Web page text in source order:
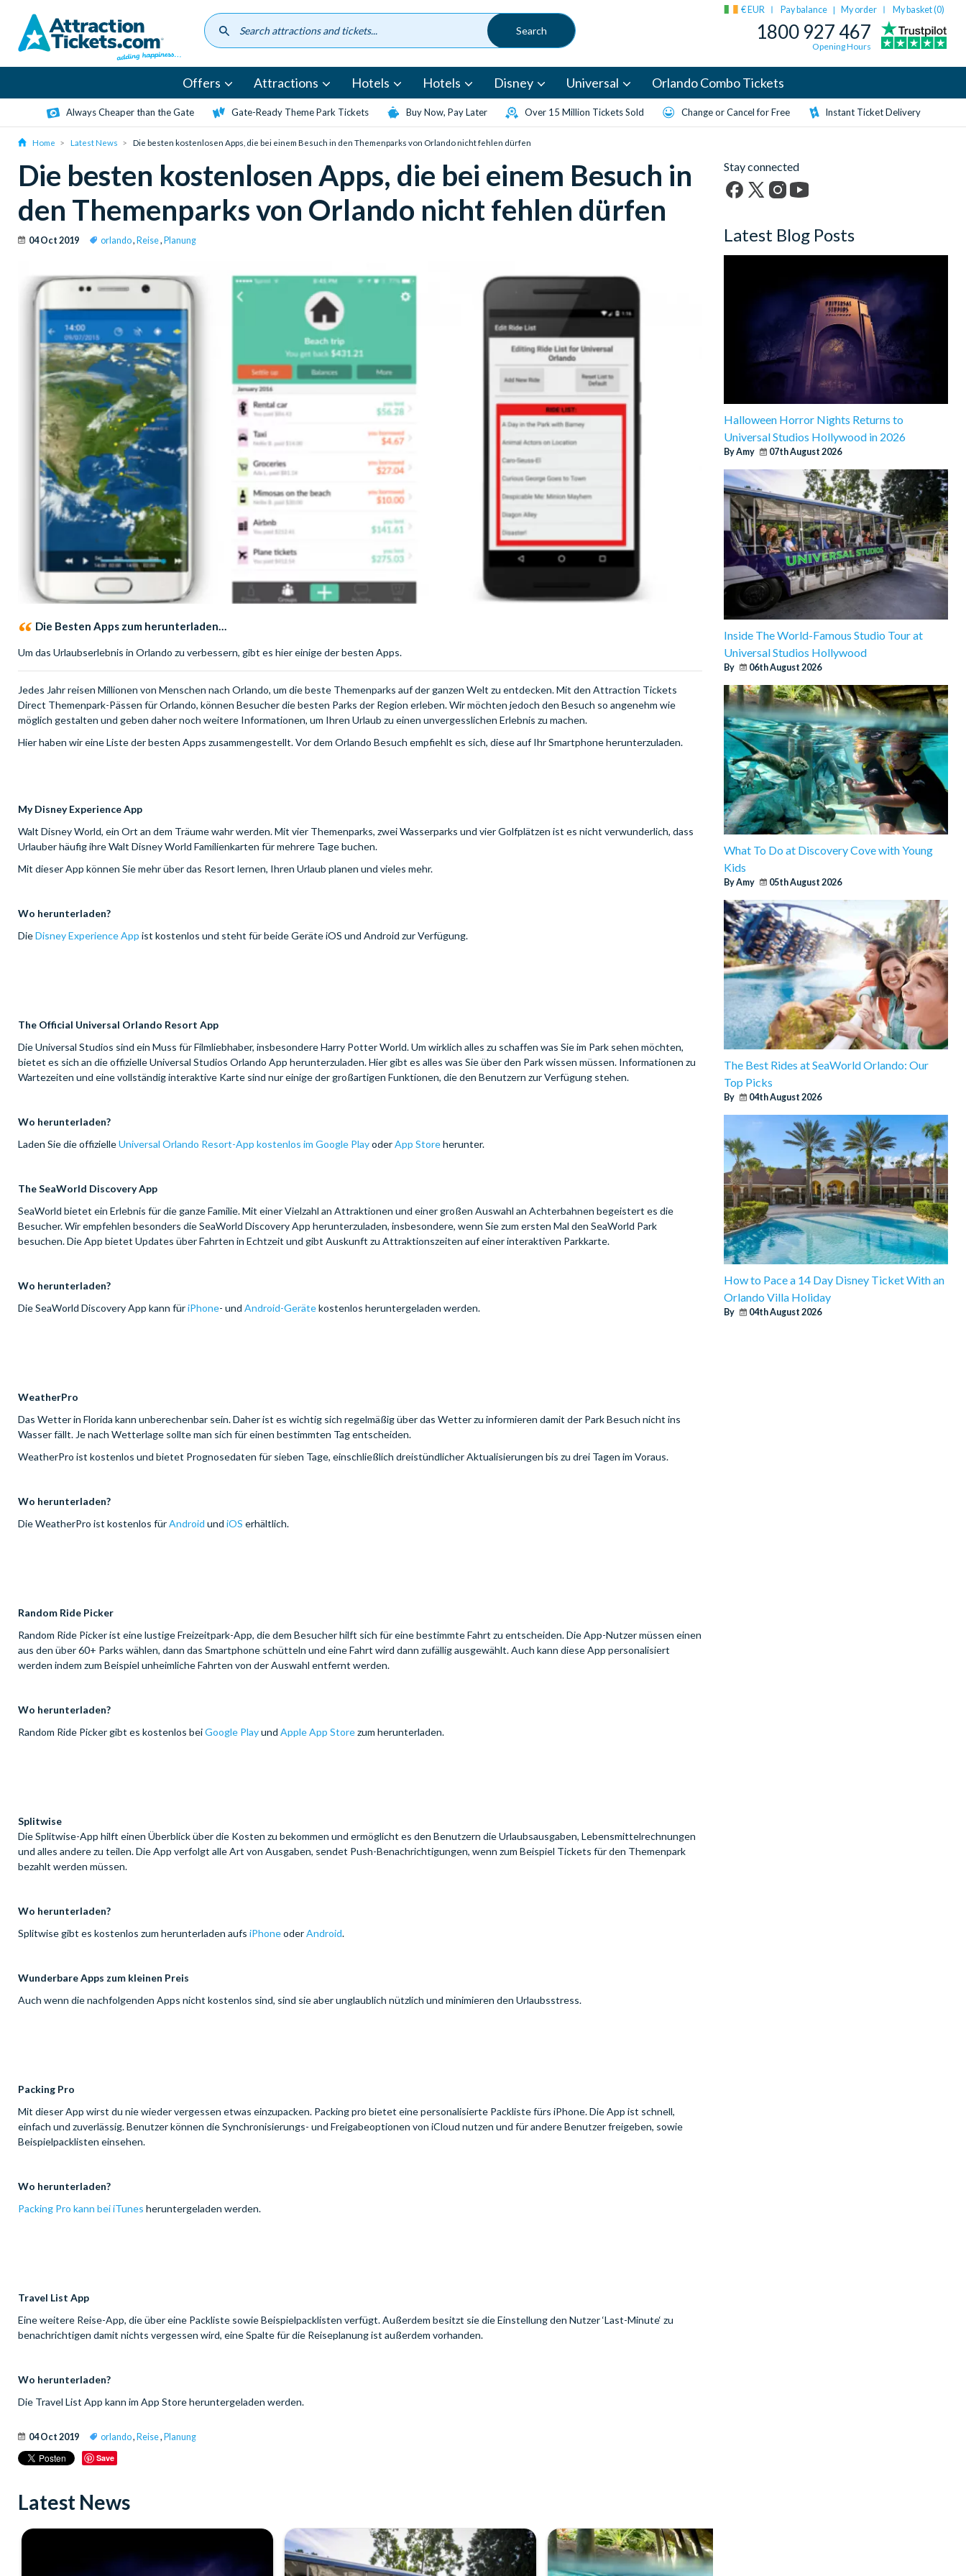
content
€ EUR Pay balance | My order My basket (0)
1800 927 467
Opening Hours
Offers Attractions Hotels Hotels Disney Universal Orlando Combo Tickets
Always Cheaper than the Gate Gate-Ready Theme Park Tickets Buy Now, Pay Later Over 15 Million Tickets Sold Change or Cancel for Free Instant Ticket Delivery
Home Latest News Die besten kostenlosen Apps, die bei einem Besuch in den Themenparks von Orlando nicht fehlen dürfen
Die besten kostenlosen Apps, die bei einem Besuch in
den Themenparks von Orlando nicht fehlen dürfen
04 Oct 2019 orlando, Reise, Planung
Die Besten Apps zum herunterladen…
Um das Urlaubserlebnis in Orlando zu verbessern, gibt es hier einige der besten Apps.
Jedes Jahr reisen Millionen von Menschen nach Orlando, um die beste Themenparks auf der ganzen Welt zu entdecken. Mit den Attraction Tickets
Direct Themenpark-Pässen für Orlando, können Besucher die besten Parks der Region erleben. Wir möchten jedoch den Besuch so angenehm wie
möglich gestalten und geben daher noch weitere Informationen, um Ihren Urlaub zu einen unvergesslichen Erlebnis zu machen.
Hier haben wir eine Liste der besten Apps zusammengestellt. Vor dem Orlando Besuch empfiehlt es sich, diese auf Ihr Smartphone herunterzuladen.
My Disney Experience App
Walt Disney World, ein Ort an dem Träume wahr werden. Mit vier Themenparks, zwei Wasserparks und vier Golfplätzen ist es nicht verwunderlich, dass
Urlauber häufig ihre Walt Disney World Familienkarten für mehrere Tage buchen.
Mit dieser App können Sie mehr über das Resort lernen, Ihren Urlaub planen und vieles mehr.
Wo herunterladen?
DieDisney Experience App ist kostenlos und steht für beide Geräte iOS und Android zur Verfügung.
The Official Universal Orlando Resort App
Die Universal Studios sind ein Muss für Filmliebhaber, insbesondere Harry Potter World. Um wirklich alles zu schaffen was Sie im Park sehen möchten,
bietet es sich an die offizielle Universal Studios Orlando App herunterzuladen. Hier gibt es alles was Sie über den Park wissen müssen. Informationen zu
Wartezeiten und eine vollständig interaktive Karte sind nur einige der großartigen Funktionen, die den Benutzern zur Verfügung stehen.
Wo herunterladen?
Laden Sie die offizielleUniversal Orlando Resort-App kostenlos im Google PlayoderApp Storeherunter.
The SeaWorld Discovery App
SeaWorld bietet ein Erlebnis für die ganze Familie. Mit einer Vielzahl an Attraktionen und einer großen Auswahl an Achterbahnen begeistert es die
Besucher. Wir empfehlen besonders die SeaWorld Discovery App herunterzuladen, insbesondere, wenn Sie zum ersten Mal den SeaWorld Park
besuchen. Die App bietet Updates über Fahrten in Echtzeit und gibt Auskunft zu Attraktionszeiten auf einer interaktiven Parkkarte.
Wo herunterladen?
Die SeaWorld Discovery App kann füriPhone- und Android-Gerätekostenlos heruntergeladen werden.
WeatherPro
Das Wetter in Florida kann unberechenbar sein. Daher ist es wichtig sich regelmäßig über das Wetter zu informieren damit der Park Besuch nicht ins
Wasser fällt. Je nach Wetterlage sollte man sich für einen bestimmten Tag entscheiden.
WeatherPro ist kostenlos und bietet Prognosedaten für sieben Tage, einschließlich dreistündlicher Aktualisierungen bis zu drei Tagen im Voraus.
Wo herunterladen?
Die WeatherPro ist kostenlos fürAndroid und iOS erhältlich.
Random Ride Picker
Random Ride Picker ist eine lustige Freizeitpark-App, die dem Besucher hilft sich für eine bestimmte Fahrt zu entscheiden. Die App-Nutzer müssen einen
aus den über 60+ Parks wählen, dann das Smartphone schütteln und eine Fahrt wird dann zufällig ausgewählt. Auch kann diese App personalisiert
werden indem zum Beispiel unheimliche Fahrten von der Auswahl entfernt werden.
Wo herunterladen?
Random Ride Picker gibt es kostenlos beiGoogle Playund Apple App Storezum herunterladen.
Splitwise
Die Splitwise-App hilft einen Überblick über die Kosten zu bekommen und ermöglicht es den Benutzern die Urlaubsausgaben, Lebensmittelrechnungen
und alles andere zu teilen. Die App verfolgt alle Art von Ausgaben, sendet Push-Benachrichtigungen, wenn zum Beispiel Tickets für den Themenpark
bezahlt werden müssen.
Wo herunterladen?
Splitwise gibt es kostenlos zum herunterladen aufs iPhoneoderAndroid.
Wunderbare Apps zum kleinen Preis
Auch wenn die nachfolgenden Apps nicht kostenlos sind, sind sie aber unglaublich nützlich und minimieren den Urlaubsstress.
Packing Pro
Mit dieser App wirst du nie wieder vergessen etwas einzupacken. Packing pro bietet eine personalisierte Packliste fürs iPhone. Die App ist schnell,
einfach und zuverlässig. Benutzer können die Synchronisierungs- und Freigabeoptionen von iCloud nutzen und für andere Benutzer freigeben, sowie
Beispielpacklisten einsehen.
Wo herunterladen?
Packing Pro kann bei iTunes heruntergeladen werden.
Travel List App
Eine weitere Reise-App, die über eine Packliste sowie Beispielpacklisten verfügt. Außerdem besitzt sie die Einstellung den Nutzer ‘Last-Minute‘ zu
benachrichtigen damit nichts vergessen wird, eine Spalte für die Reiseplanung ist außerdem vorhanden.
Wo herunterladen?
Die Travel List App kann im App Store heruntergeladen werden.
04 Oct 2019 orlando, Reise, Planung
Save
Latest News
Stay connected
Twitter)
Latest Blog Posts
Halloween Horror Nights Returns to
Universal Studios Hollywood in 2026
By Amy 07th August 2026
Inside The World-Famous Studio Tour at
Universal Studios Hollywood
By 06th August 2026
What To Do at Discovery Cove with Young
Kids
By Amy 05th August 2026
The Best Rides at SeaWorld Orlando: Our
Top Picks
By 04th August 2026
How to Pace a 14 Day Disney Ticket With an
Orlando Villa Holiday
By 04th August 2026